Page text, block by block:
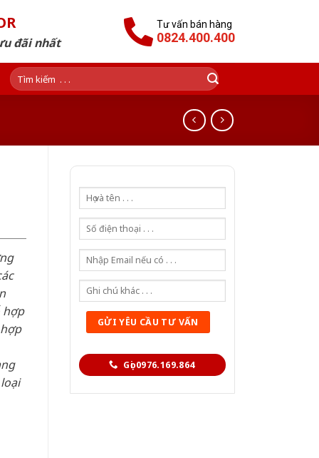
đãi nhất
Tư vấn bán hàng
0824.400.400
Tìm
kiếm:
Gọi 0976.169.864
hợp